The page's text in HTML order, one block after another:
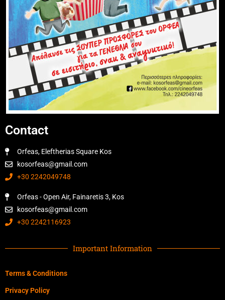
Contact
Orfeas, Eleftherias Square Kos
kosorfeas@gmail.com
+30 2242049748
Orfeas - Open Air, Fainaretis 3, Kos
kosorfeas@gmail.com
+30 2242116923
Important Information
Terms & Conditions
Privacy Policy